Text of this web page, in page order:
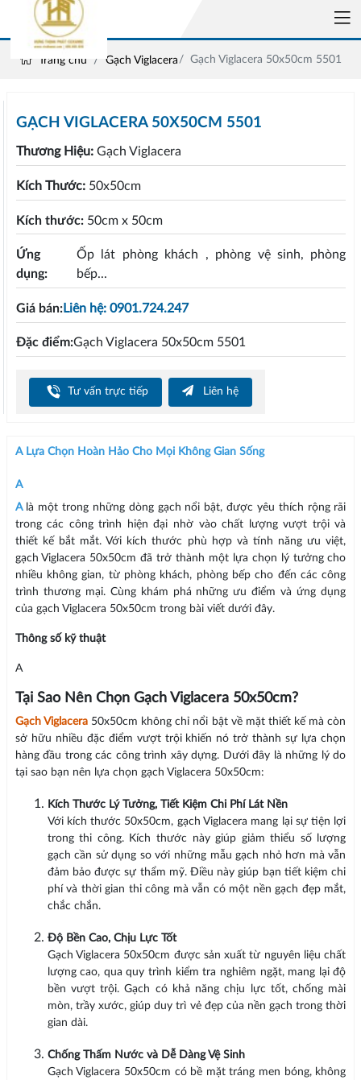
Trang chủ Gạch Viglacera Gạch Viglacera 50x50cm 5501
GẠCH VIGLACERA 50X50CM 5501
Thương Hiệu: Gạch Viglacera
Kích Thước: 50x50cm
Kích thước: 50cm x 50cm
Ứng
dụng:
Ốp lát phòng khách , phòng vệ sinh, phòng
bếp...
Giá bán:Liên hệ: 0901.724.247
Đặc điểm:Gạch Viglacera 50x50cm 5501
Tư vấn trực tiếp Liên hệ
A Lựa Chọn Hoàn Hảo Cho Mọi Không Gian Sống
A
Alà một trong những dòng gạch nổi bật, được yêu thích rộng rãi
trong các công trình hiện đại nhờ vào chất lượng vượt trội và
thiết kế bắt mắt. Với kích thước phù hợp và tính năng ưu việt,
gạch Viglacera 50x50cm đã trở thành một lựa chọn lý tưởng cho
nhiều không gian, từ phòng khách, phòng bếp cho đến các công
trình thương mại. Cùng khám phá những ưu điểm và ứng dụng
của gạch Viglacera 50x50cm trong bài viết dưới đây.
Thông số kỹ thuật
A
Tại Sao Nên Chọn Gạch Viglacera 50x50cm?
Gạch Viglacera50x50cm không chỉ nổi bật về mặt thiết kế mà còn
sở hữu nhiều đặc điểm vượt trội khiến nó trở thành sự lựa chọn
hàng đầu trong các công trình xây dựng. Dưới đây là những lý do
tại sao bạn nên lựa chọn gạch Viglacera 50x50cm:
Kích Thước Lý Tưởng, Tiết Kiệm Chi Phí Lát Nền
Với kích thước 50x50cm, gạch Viglacera mang lại sự tiện lợi
trong thi công. Kích thước này giúp giảm thiểu số lượng
gạch cần sử dụng so với những mẫu gạch nhỏ hơn mà vẫn
đảm bảo được sự thẩm mỹ. Điều này giúp bạn tiết kiệm chi
phí và thời gian thi công mà vẫn có một nền gạch đẹp mắt,
chắc chắn.
Độ Bền Cao, Chịu Lực Tốt
Gạch Viglacera 50x50cm được sản xuất từ nguyên liệu chất
lượng cao, qua quy trình kiểm tra nghiêm ngặt, mang lại độ
bền vượt trội. Gạch có khả năng chịu lực tốt, chống mài
mòn, trầy xước, giúp duy trì vẻ đẹp của nền gạch trong thời
gian dài.
Chống Thấm Nước và Dễ Dàng Vệ Sinh
Gạch Viglacera 50x50cm có bề mặt tráng men bóng, không